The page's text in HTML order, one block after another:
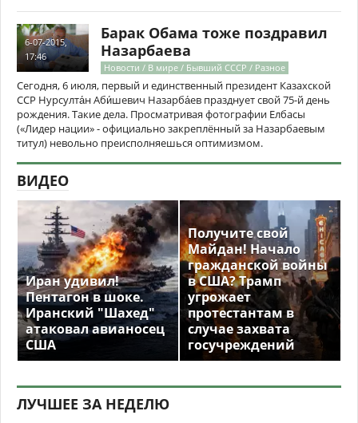
6-07-2015,
17:46
Барак Обама тоже поздравил
Назарбаева
Новости / В мире / Бывший СССР / Разное
Сегодня, 6 июля, первый и единственный президент Казахской
ССР Нурсулта́н Аби́шевич Назарба́ев празднует свой 75-й день
рождения. Такие дела. Просматривая фотографии Елбасы
(«Лидер нации» - официально закреплённый за Назарбаевым
титул) невольно преисполняешься оптимизмом.
ВИДЕО
Иран удивил!
Пентагон в шоке.
Иранский "Шахед"
атаковал авианосец
США
Получите свой
Майдан! Начало
гражданской войны
в США? Трамп
угрожает
протестантам в
случае захвата
госучреждений
ЛУЧШЕЕ ЗА НЕДЕЛЮ